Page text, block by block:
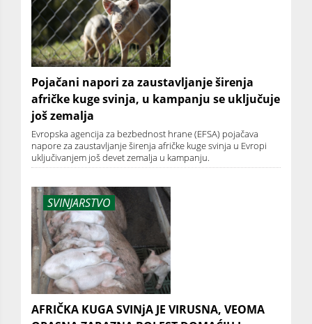
Pojačani napori za zaustavljanje širenja
afričke kuge svinja, u kampanju se uključuje
još zemalja
Evropska agencija za bezbednost hrane (EFSA) pojačava
napore za zaustavljanje širenja afričke kuge svinja u Evropi
uključivanjem još devet zemalja u kampanju.
SVINJARSTVO
AFRIČKA KUGA SVINjA JE VIRUSNA, VEOMA